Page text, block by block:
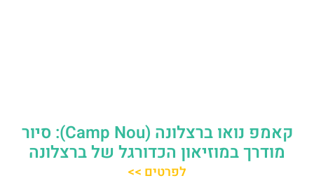
קאמפ נואו ברצלונה (Camp Nou): סיור
מודרך במוזיאון הכדורגל של ברצלונה
לפרטים >>